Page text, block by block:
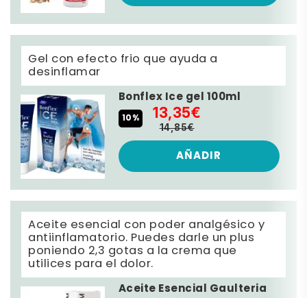
Gel con efecto frio que ayuda a
desinflamar
Bonflex Ice gel 100ml
10% 13,35€
14,85€
AÑADIR
Aceite esencial con poder analgésico y
antiinflamatorio. Puedes darle un plus
poniendo 2,3 gotas a la crema que
utilices para el dolor.
Aceite Esencial Gaulteria